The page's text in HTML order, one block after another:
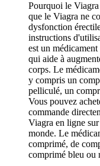
Pourquoi le
que le Viagra ne
dysfonction
instructions
est un
qui aide à
corps. Le
y compris un
pelliculé, un
Vous pouvez
commande
Viagra en ligne
monde. Le
comprimé, de
comprimé bleu ou